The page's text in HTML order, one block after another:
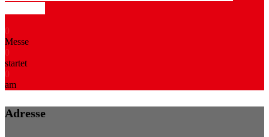
0
Messe
0
startet
0
am
Adresse